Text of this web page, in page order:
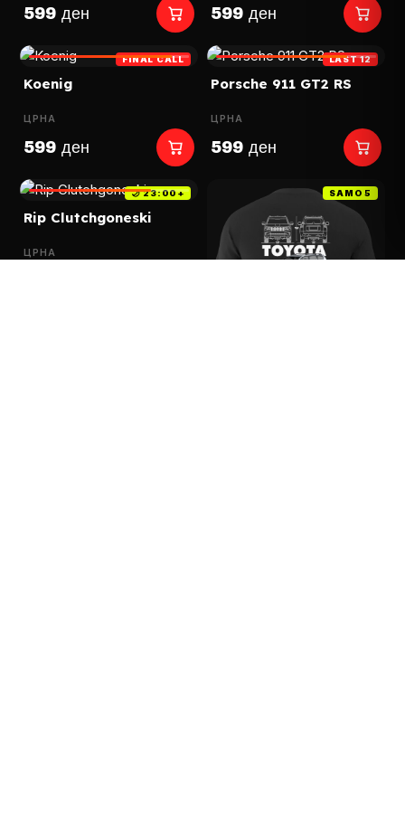
599 ден 599 ден
FINAL CALL
Koenig
ЦРНА
599 ден
LAST 12
Porsche 911 GT2 RS
ЦРНА
599 ден
🌙 23:00+
Rip Clutchgoneski
ЦРНА
SAMO 5